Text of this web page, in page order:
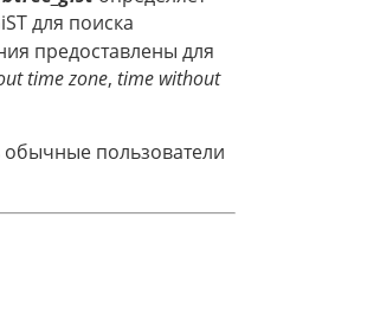
для поиска
предоставлены для
time zone, time without
обычные пользователи